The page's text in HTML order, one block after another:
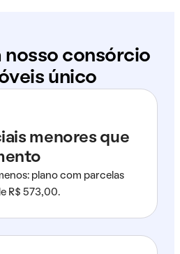
nosso consórcio
único
menores que
plano com parcelas
R$ 573,00.